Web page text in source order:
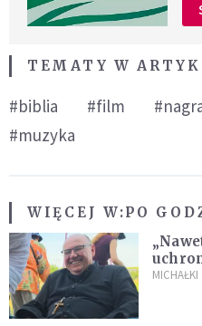
TEMATY W
#biblia #film
#muzyka
WIĘCEJ W:PO
MICHAŁKI